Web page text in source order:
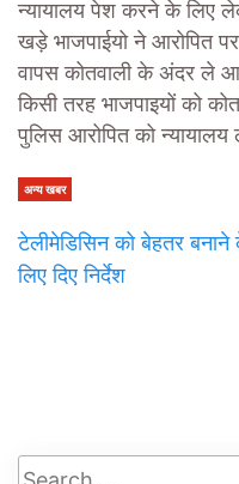
न्यायालय पेश करने के लिए
खड़े भाजपाईयो ने आरोपित
वापस कोतवाली के अंदर ले
किसी तरह भाजपाइयों को
पुलिस आरोपित को
अन्य खबर
टेलीमेडिसिन को बेहतर
लिए दिए निर्देश